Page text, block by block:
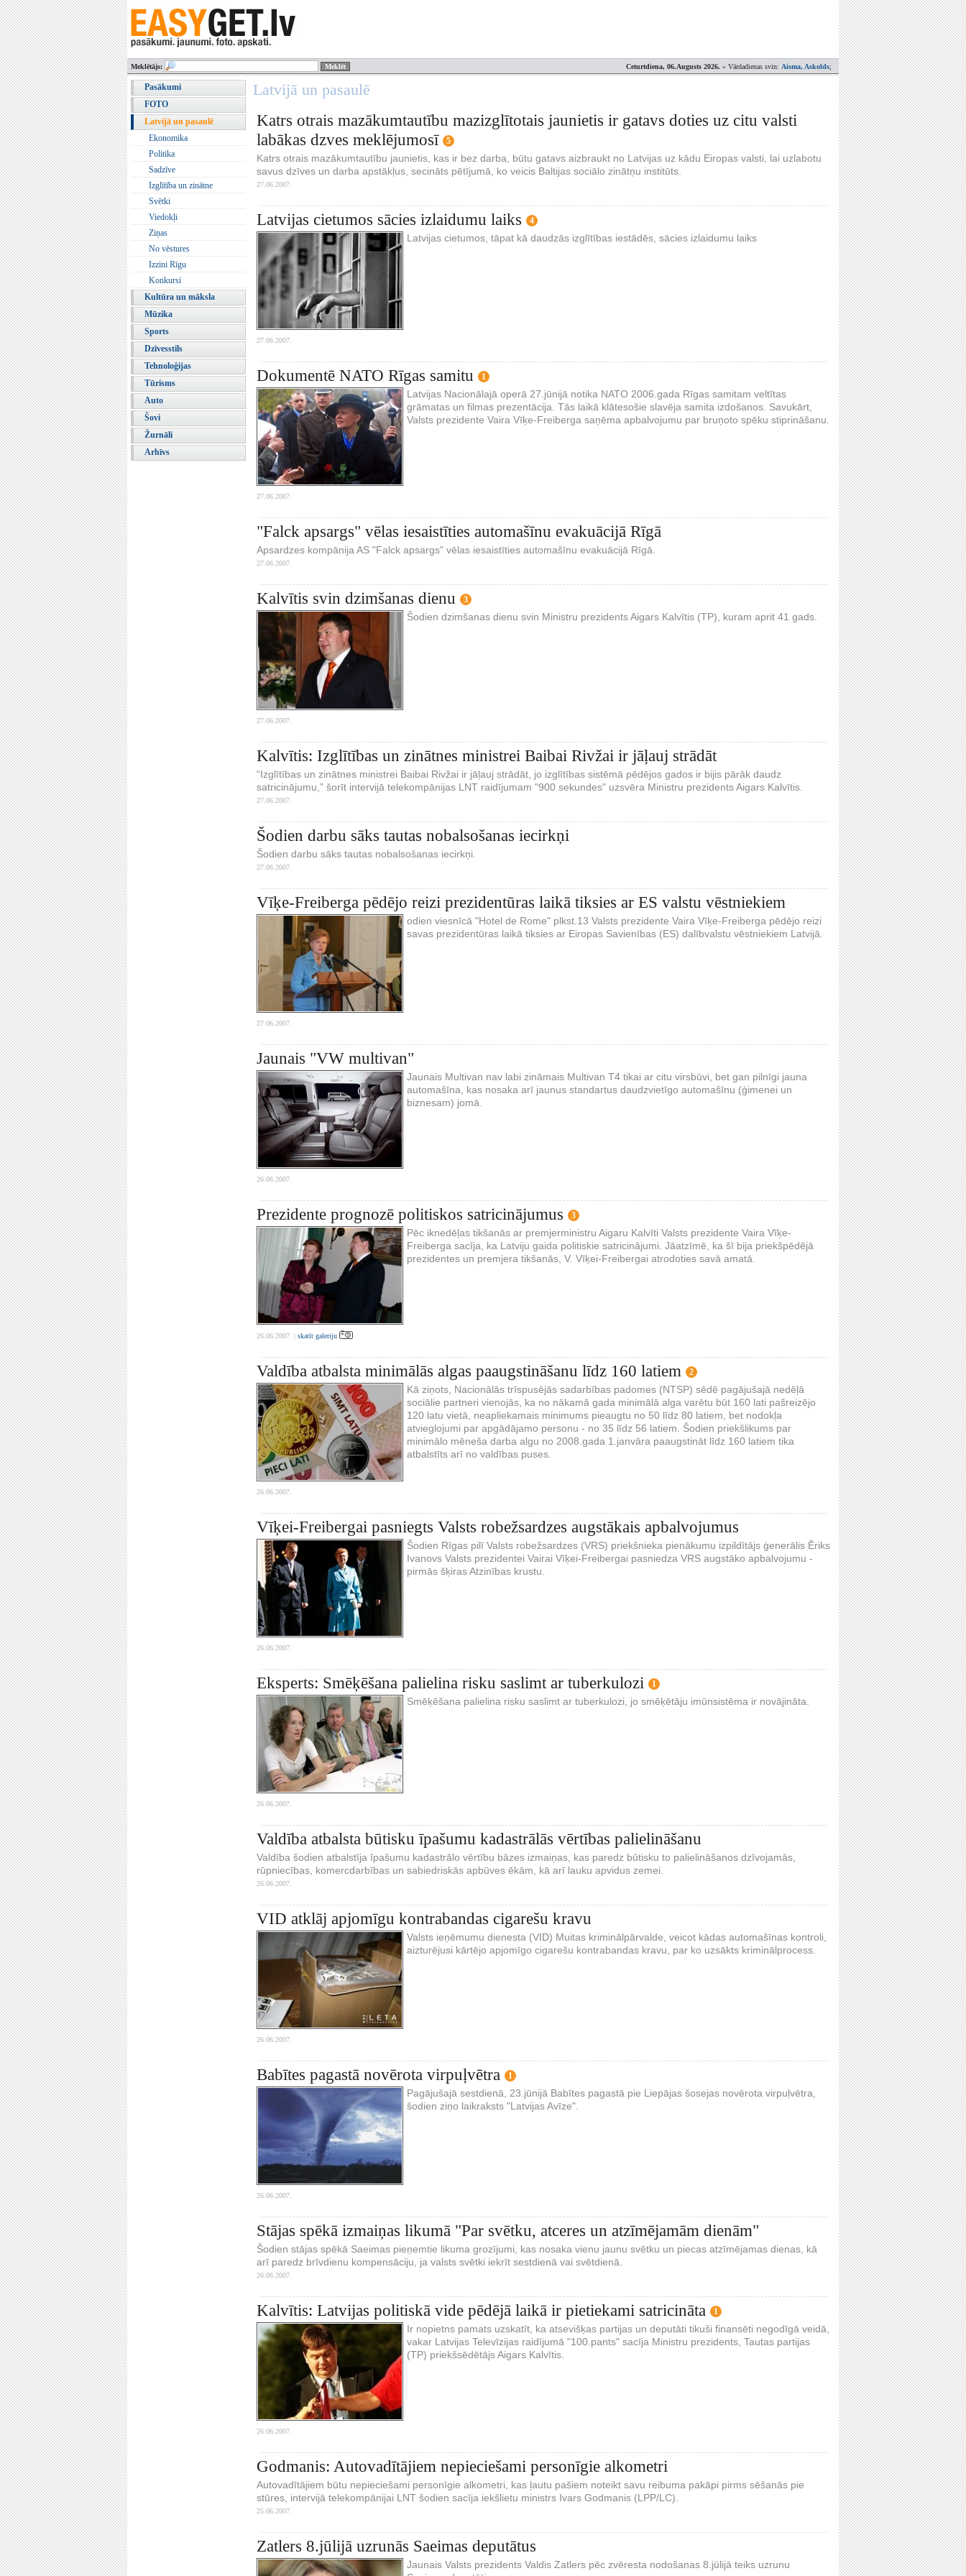
Ceturtdiena, 06.Augusts 2026. » Vārdadienas svin: Aisma, Askolds;
Meklētājs:
Pasākumi
FOTO
Latvijā un pasaulē
Ekonomika
Politika
Sadzīve
Izglītība un zinātne
Svētki
Viedokļi
Ziņas
No vēstures
Izzini Rīgu
Konkursi
Kultūra un māksla
Mūzika
Sports
Dzīvesstils
Tehnoloģijas
Tūrisms
Auto
Šovi
Žurnāli
Arhīvs
Latvijā un pasaulē
Katrs otrais mazākumtautību mazizglītotais jaunietis ir gatavs doties uz citu valsti
labākas dzves meklējumosī
5
Katrs otrais mazākumtautību jaunietis, kas ir bez darba, būtu gatavs aizbraukt no Latvijas uz kādu Eiropas valsti, lai uzlabotu
savus dzīves un darba apstākļus, secināts pētījumā, ko veicis Baltijas sociālo zinātņu institūts.
27.06.2007.
Latvijas cietumos sācies izlaidumu laiks 4
Latvijas cietumos, tāpat kā daudzās izglītības iestādēs, sācies izlaidumu laiks
27.06.2007.
Dokumentē NATO Rīgas samitu 1
Latvijas Nacionālajā operā 27.jūnijā notika NATO 2006.gada Rīgas samitam veltītas
grāmatas un filmas prezentācija. Tās laikā klātesošie slavēja samita izdošanos. Savukārt,
Valsts prezidente Vaira Vīķe-Freiberga saņēma apbalvojumu par bruņoto spēku stiprināšanu.
27.06.2007.
"Falck apsargs" vēlas iesaistīties automašīnu evakuācijā Rīgā
Apsardzes kompānija AS "Falck apsargs" vēlas iesaistīties automašīnu evakuācijā Rīgā.
27.06.2007.
Kalvītis svin dzimšanas dienu 3
Šodien dzimšanas dienu svin Ministru prezidents Aigars Kalvītis (TP), kuram aprit 41 gads.
27.06.2007.
Kalvītis: Izglītības un zinātnes ministrei Baibai Rivžai ir jāļauj strādāt
“Izglītības un zinātnes ministrei Baibai Rivžai ir jāļauj strādāt, jo izglītības sistēmā pēdējos gados ir bijis pārāk daudz
satricinājumu,” šorīt intervijā telekompānijas LNT raidījumam "900 sekundes" uzsvēra Ministru prezidents Aigars Kalvītis.
27.06.2007.
Šodien darbu sāks tautas nobalsošanas iecirkņi
Šodien darbu sāks tautas nobalsošanas iecirkņi.
27.06.2007.
Vīķe-Freiberga pēdējo reizi prezidentūras laikā tiksies ar ES valstu vēstniekiem
odien viesnīcā "Hotel de Rome" plkst.13 Valsts prezidente Vaira Vīķe-Freiberga pēdējo reizi
savas prezidentūras laikā tiksies ar Eiropas Savienības (ES) dalībvalstu vēstniekiem Latvijā.
27.06.2007.
Jaunais "VW multivan"
Jaunais Multivan nav labi zināmais Multivan T4 tikai ar citu virsbūvi, bet gan pilnīgi jauna
automašīna, kas nosaka arī jaunus standartus daudzvietīgo automašīnu (ģimenei un
biznesam) jomā.
26.06.2007.
Prezidente prognozē politiskos satricinājumus 3
Pēc iknedēļas tikšanās ar premjerministru Aigaru Kalvīti Valsts prezidente Vaira Vīķe-
Freiberga sacīja, ka Latviju gaida politiskie satricinājumi. Jāatzīmē, ka šī bija priekšpēdējā
prezidentes un premjera tikšanās, V. Vīķei-Freibergai atrodoties savā amatā.
26.06.2007. | skatīt galeriju
Valdība atbalsta minimālās algas paaugstināšanu līdz 160 latiem 2
Kā ziņots, Nacionālās trīspusējās sadarbības padomes (NTSP) sēdē pagājušajā nedēļā
sociālie partneri vienojās, ka no nākamā gada minimālā alga varētu būt 160 lati pašreizējo
120 latu vietā, neapliekamais minimums pieaugtu no 50 līdz 80 latiem, bet nodokļa
atvieglojumi par apgādājamo personu - no 35 līdz 56 latiem. Šodien priekšlikums par
minimālo mēneša darba algu no 2008.gada 1.janvāra paaugstināt līdz 160 latiem tika
atbalstīts arī no valdības puses.
26.06.2007.
Vīķei-Freibergai pasniegts Valsts robežsardzes augstākais apbalvojumus
Šodien Rīgas pilī Valsts robežsardzes (VRS) priekšnieka pienākumu izpildītājs ģenerālis Ēriks
Ivanovs Valsts prezidentei Vairai Vīķei-Freibergai pasniedza VRS augstāko apbalvojumu -
pirmās šķiras Atzinības krustu.
26.06.2007.
Eksperts: Smēķēšana palielina risku saslimt ar tuberkulozi 1
Smēķēšana palielina risku saslimt ar tuberkulozi, jo smēķētāju imūnsistēma ir novājināta.
26.06.2007.
Valdība atbalsta būtisku īpašumu kadastrālās vērtības palielināšanu
Valdība šodien atbalstīja īpašumu kadastrālo vērtību bāzes izmaiņas, kas paredz būtisku to palielināšanos dzīvojamās,
rūpniecības, komercdarbības un sabiedriskās apbūves ēkām, kā arī lauku apvidus zemei.
26.06.2007.
VID atklāj apjomīgu kontrabandas cigarešu kravu
Valsts ieņēmumu dienesta (VID) Muitas kriminālpārvalde, veicot kādas automašīnas kontroli,
aizturējusi kārtējo apjomīgo cigarešu kontrabandas kravu, par ko uzsākts kriminālprocess.
26.06.2007.
Babītes pagastā novērota virpuļvētra 1
Pagājušajā sestdienā, 23.jūnijā Babītes pagastā pie Liepājas šosejas novērota virpuļvētra,
šodien ziņo laikraksts "Latvijas Avīze".
26.06.2007.
Stājas spēkā izmaiņas likumā "Par svētku, atceres un atzīmējamām dienām"
Šodien stājas spēkā Saeimas pieņemtie likuma grozījumi, kas nosaka vienu jaunu svētku un piecas atzīmējamas dienas, kā
arī paredz brīvdienu kompensāciju, ja valsts svētki iekrīt sestdienā vai svētdienā.
26.06.2007.
Kalvītis: Latvijas politiskā vide pēdējā laikā ir pietiekami satricināta 1
Ir nopietns pamats uzskatīt, ka atsevišķas partijas un deputāti tikuši finansēti negodīgā veidā,
vakar Latvijas Televīzijas raidījumā "100.pants" sacīja Ministru prezidents, Tautas partijas
(TP) priekšsēdētājs Aigars Kalvītis.
26.06.2007.
Godmanis: Autovadītājiem nepieciešami personīgie alkometri
Autovadītājiem būtu nepieciešami personīgie alkometri, kas ļautu pašiem noteikt savu reibuma pakāpi pirms sēšanās pie
stūres, intervijā telekompānijai LNT šodien sacīja iekšlietu ministrs Ivars Godmanis (LPP/LC).
25.06.2007.
Zatlers 8.jūlijā uzrunās Saeimas deputātus
Jaunais Valsts prezidents Valdis Zatlers pēc zvēresta nodošanas 8.jūlijā teiks uzrunu